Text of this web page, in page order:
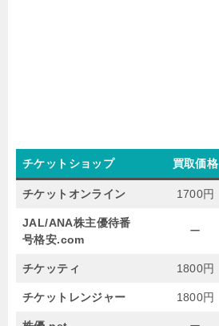
チケットショップ 買取価格
チケットオンライン 1700円
JAL/ANA株主優待番
号格安.com
ー
チケッティ 1800円
チケットレンジャー 1800円